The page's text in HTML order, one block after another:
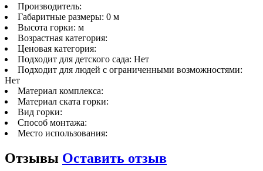
Производитель:
Габаритные размеры: 0 м
Высота горки: м
Возрастная категория:
Ценовая категория:
Подходит для детского сада: Нет
Подходит для людей с ограниченными возможностями:
Нет
Материал комплекса:
Материал ската горки:
Вид горки:
Способ монтажа:
Место использования:
Отзывы Оставить отзыв